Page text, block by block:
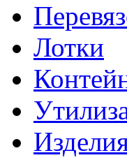
Лотки